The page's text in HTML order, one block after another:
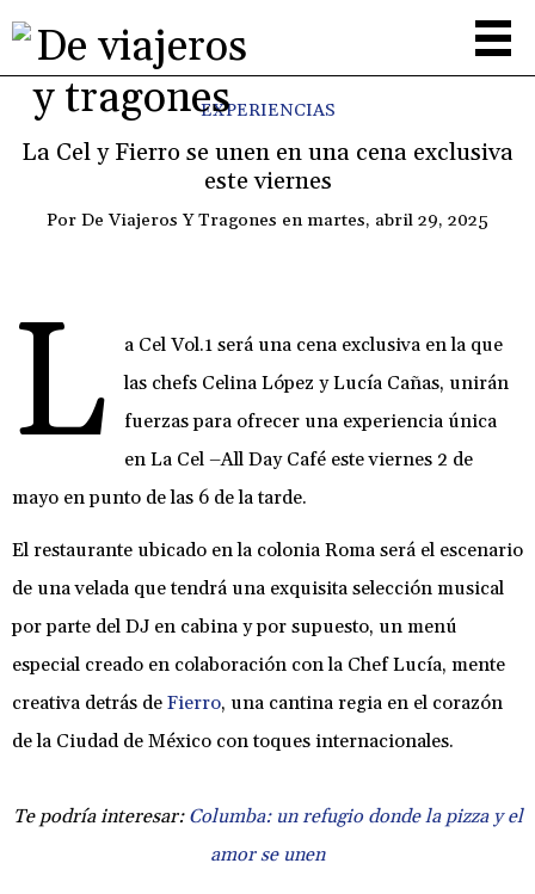
EXPERIENCIAS
La Cel y Fierro se unen en una cena exclusiva
este viernes
Por De Viajeros Y Tragones enmartes, abril 29, 2025
L
a Cel Vol.1 será una cena exclusiva en la que
las chefs Celina López y Lucía Cañas, unirán
fuerzas para ofrecer una experiencia única
en La Cel –All Day Café este viernes 2 de
mayo en punto de las 6 de la tarde.
El restaurante ubicado en la colonia Roma será el escenario
de una velada que tendrá una exquisita selección musical
por parte del DJ en cabina y por supuesto, un menú
especial creado en colaboración con la Chef Lucía, mente
creativa detrás de Fierro, una cantina regia en el corazón
de la Ciudad de México con toques internacionales.
Te podría interesar: Columba: un refugio donde la pizza y el
amor se unen